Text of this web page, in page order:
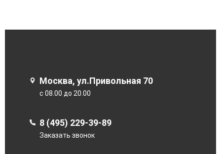
Москва, ул.Привольная 70
с 08.00 до 20.00
8 (495) 229-39-89
Заказать звонок